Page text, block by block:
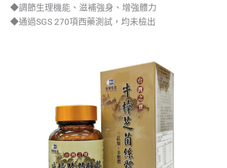
◆調節生理機能、滋補強身、增強體力
◆通過SGS 270項西藥測試，均未檢出